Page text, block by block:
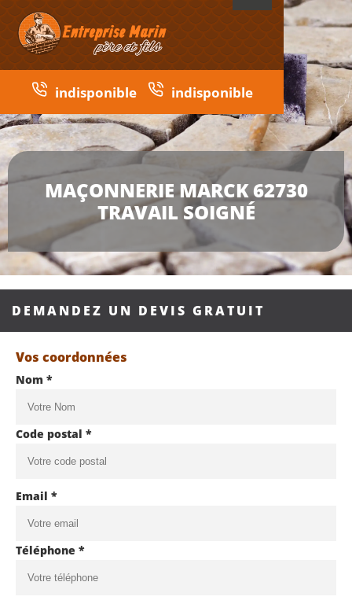
indisponible indisponible
MAÇONNERIE MARCK 62730
TRAVAIL SOIGNÉ
DEMANDEZ UN DEVIS GRATUIT
Vos coordonnées
Nom *
Code postal *
Email *
Téléphone *